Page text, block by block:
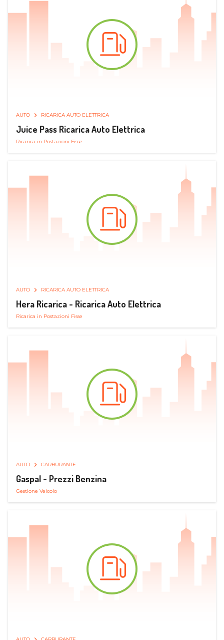
AUTO RICARICA AUTO ELETTRICA
Juice Pass Ricarica Auto Elettrica
Ricarica in Postazioni Fisse
AUTO RICARICA AUTO ELETTRICA
Hera Ricarica - Ricarica Auto Elettrica
Ricarica in Postazioni Fisse
AUTO CARBURANTE
Gaspal - Prezzi Benzina
Gestione Veicolo